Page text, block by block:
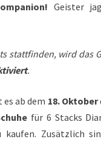
Geister
stattfinden, wird das
.
ab dem 18. Oktober
für 6 Stacks
kaufen. Zusätzlich